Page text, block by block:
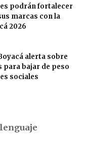
podrán fortalecer
marcas con la
2026
alerta sobre
bajar de peso
sociales